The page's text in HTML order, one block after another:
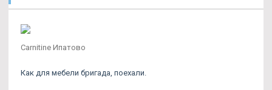
Carnitine Ипатово
Как для мебели бригада, поехали.